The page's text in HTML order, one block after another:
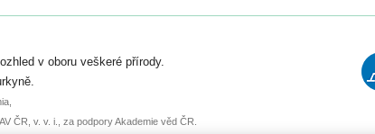
6. září.
nebo
v oboru veškeré přírody.
ČR, v. v. i., za podpory Akademie věd ČR.